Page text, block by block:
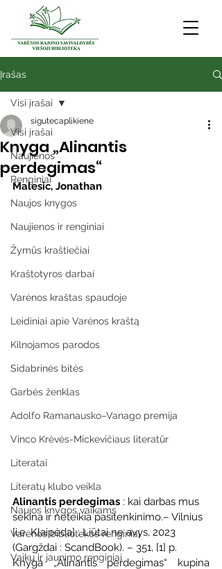
Įrašas
Visi įrašai
Naujienos
Renginiai
Naujos knygos
Naujienos ir renginiai
Žymūs kraštiečiai
Kraštotyros darbai
Varėnos kraštas spaudoje
Leidiniai apie Varėnos kraštą
Kilnojamos parodos
Sidabrinės bitės
Garbės ženklas
Adolfo Ramanausko–Vanago premija
Vinco Krėvės-Mickevičiaus literatūr
Literatai
Literatų klubo veikla
Naujos knygos vaikams
Varėnos bibliotekos renginiai
Vaikų ir jaunimo renginiai
Visi įrašai
Knyga „Alinantis
perdegimas“
sigutecaplikiene
Malesic, Jonathan
Alinantis perdegimas : kai darbas mus
sekina ir neteikia pasitenkinimo.– Vilnius
[i.e. Klaipėda] : Liūtai ne avys, 2023
(Gargždai : ScandBook). – 351, [1] p.
Knyga „Alinantis perdegimas“ kupina